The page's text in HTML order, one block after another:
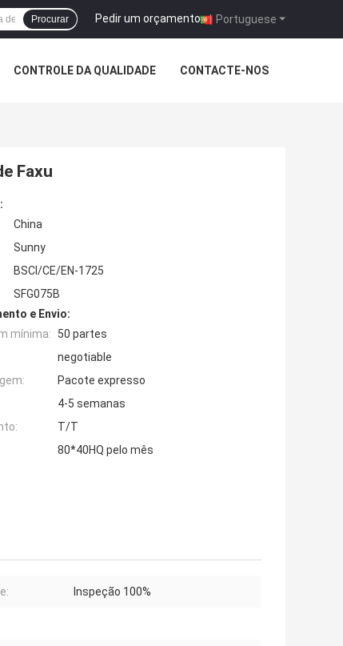
Portuguese
Pedir um orçamento |
Procurar
CONTROLE DA QUALIDADE CONTACTE-NOS
Faxu
China
Sunny
BSCI/CE/EN-1725
SFG075B
e Envio:
mínima:
50 partes
negotiable
Pacote expresso
4-5 semanas
T/T
80*40HQ pelo mês
Inspeção 100%